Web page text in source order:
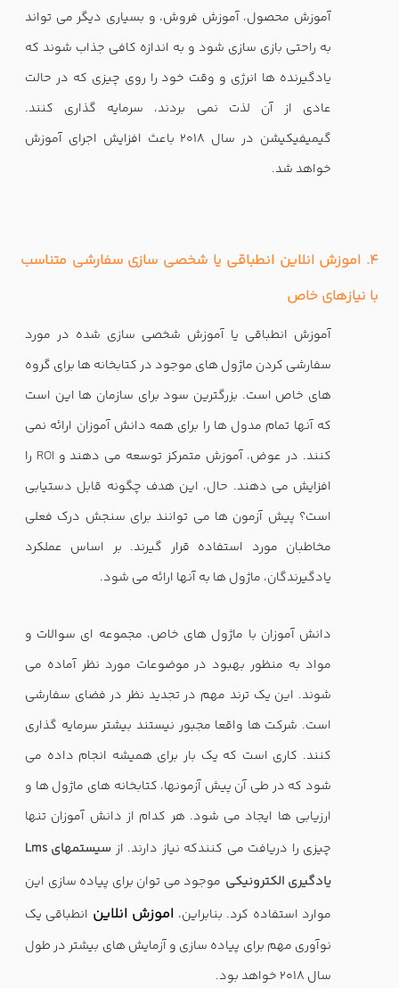
آموزش محصول، آموزش فروش، و بسیاری دیگر می تواند
به راحتی بازی سازی شود و به اندازه کافی جذاب شوند که
یادگیرنده ها انرژی و وقت خود را روی چیزی که در حالت
عادی از آن لذت نمی بردند، سرمایه گذاری کنند.
گیمیفیکیشن در سال 2018 باعث افزایش اجرای آموزش
خواهد شد.
4. اموزش انلاین انطباقی یا شخصی سازی سفارشی متناسب
با نیازهای خاص
آموزش انطباقی یا آموزش شخصی سازی شده در مورد
سفارشی کردن ماژول های موجود در کتابخانه ها برای گروه
های خاص است. بزرگترین سود برای سازمان ها این است
که آنها تمام مدول ها را برای همه دانش آموزان ارائه نمی
کنند. در عوض، آموزش متمرکز توسعه می دهند و ROI را
افزایش می دهند. حال، این هدف چگونه قابل دستیابی
است؟ پیش آزمون ها می توانند برای سنجش درک فعلی
مخاطبان مورد استفاده قرار گیرند. بر اساس عملکرد
یادگیرندگان، ماژول ها به آنها ارائه می شود.
دانش آموزان با ماژول های خاص، مجموعه ای سوالات و
مواد به منظور بهبود در موضوعات مورد نظر آماده می
شوند. این یک ترند مهم در تجدید نظر در فضای سفارشی
است. شرکت ها واقعا مجبور نیستند بیشتر سرمایه گذاری
کنند. کاری است که یک بار برای همیشه انجام داده می
شود که در طی آن پیش آزمونها، کتابخانه های ماژول ها و
ارزیابی ها ایجاد می شود. هر کدام از دانش آموزان تنها
چیزی را دریافت می کنندکه نیاز دارند. از
Lms سیستمهای
یادگیری الکترونیکی موجود می توان برای پیاده سازی این
موارد استفاده کرد. بنابراین، اموزش انلاین انطباقی یک
نوآوری مهم برای پیاده سازی و آزمایش های بیشتر در طول
سال 2018 خواهد بود.